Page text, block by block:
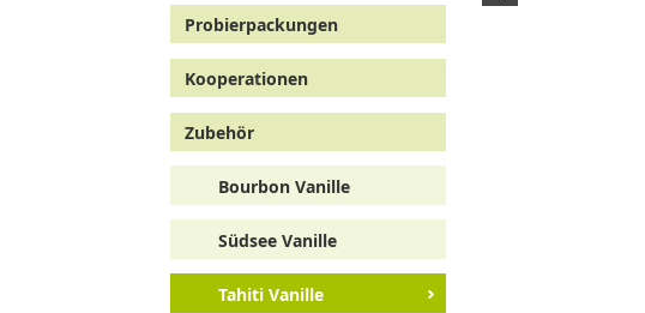
Probierpackungen
Kooperationen
Zubehör
Bourbon Vanille
Südsee Vanille
Tahiti Vanille
einfach und schnell